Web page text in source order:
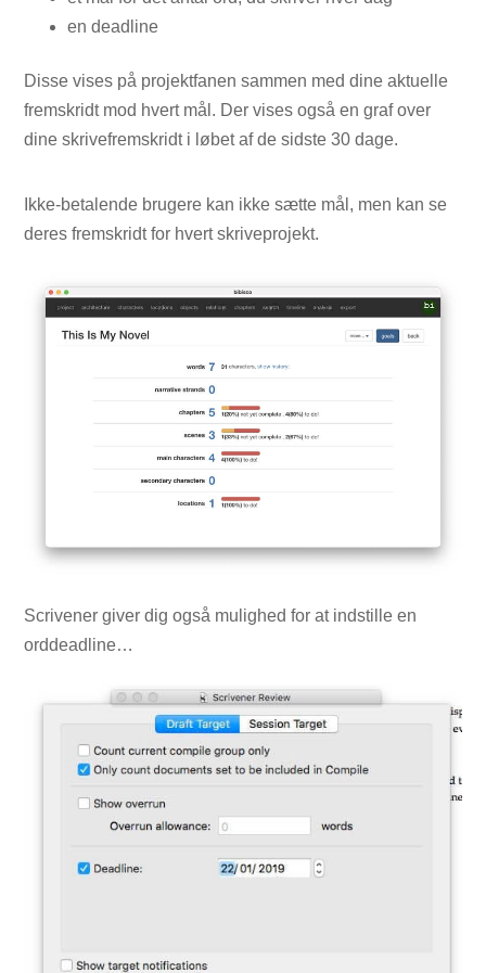
en deadline
Disse vises på projektfanen sammen med dine aktuelle
fremskridt mod hvert mål. Der vises også en graf over
dine skrivefremskridt i løbet af de sidste 30 dage.
Ikke-betalende brugere kan ikke sætte mål, men kan se
deres fremskridt for hvert skriveprojekt.
Scrivener giver dig også mulighed for at indstille en
orddeadline…